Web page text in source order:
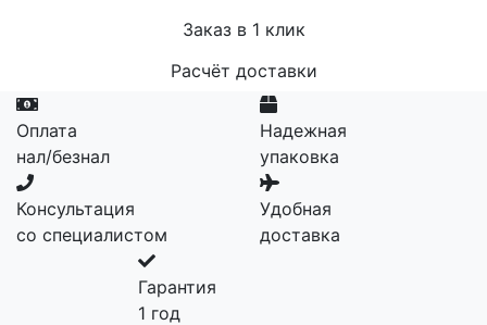
Заказ в 1 клик
Расчёт доставки
Оплата
нал/безнал
Надежная
упаковка
Консультация
со специалистом
Удобная
доставка
Гарантия
1 год